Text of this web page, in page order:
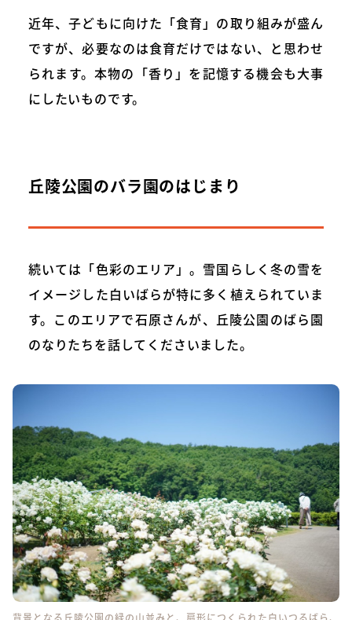
近年、子どもに向けた「食育」の取り組みが盛ん
ですが、必要なのは食育だけではない、と思わせ
られます。本物の「香り」を記憶する機会も大事
にしたいものです。
丘陵公園のバラ園のはじまり
続いては「色彩のエリア」。雪国らしく冬の雪を
イメージした白いばらが特に多く植えられていま
す。このエリアで石原さんが、丘陵公園のばら園
のなりたちを話してくださいました。